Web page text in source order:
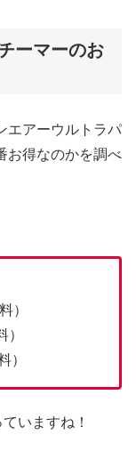
ーマーのお
エアーウルトラパ
お得なのかを調べ
）
）
いますね！